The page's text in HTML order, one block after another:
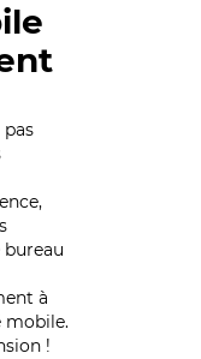
pas
à
mobile.
!